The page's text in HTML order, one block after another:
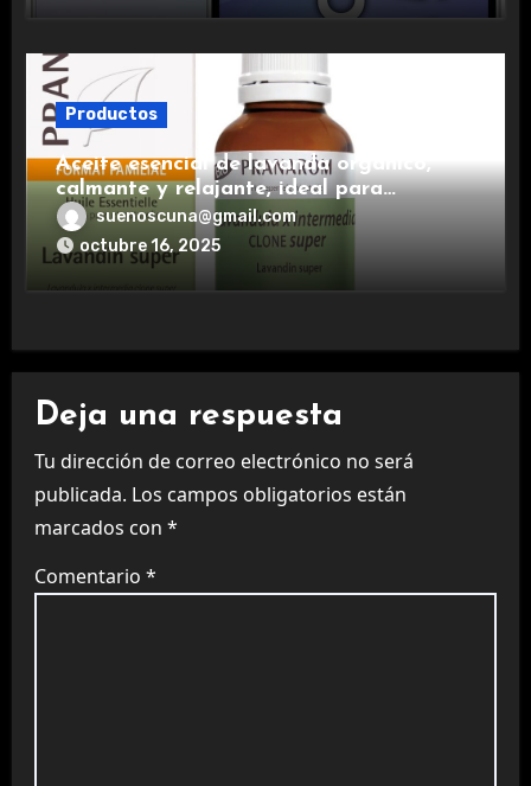
Productos
Aceite esencial de lavanda orgánico,
calmante y relajante, ideal para
aromaterapia.
suenoscuna@gmail.com
octubre 16, 2025
Deja una respuesta
Tu dirección de correo electrónico no será
publicada. Los campos obligatorios están
marcados con *
Comentario *